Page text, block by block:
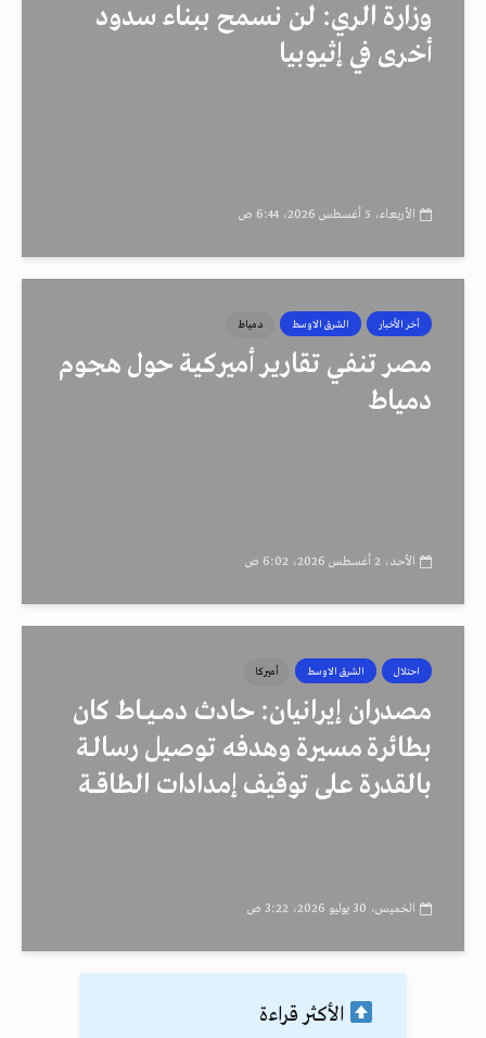
وزارة الري: لن نسمح ببناء سدود
أخرى في إثيوبيا
الأربعاء، 5 أغسطس 2026، 6:44 ص
أخر الأخبار الشرق الاوسط دمياط
مصر تنفي تقارير أميركية حول هجوم
دمياط
الأحد، 2 أغسطس 2026، 6:02 ص
احتلال الشرق الاوسط أميركا
مصدران إيرانيان: حادث دمــيــاط كان
بطائرة مسيرة وهدفه توصيل رسالـة
بالقدرة على توقيف إمدادات الطاقــة
الخميس، 30 يوليو 2026، 3:22 ص
الأكثر قراءة